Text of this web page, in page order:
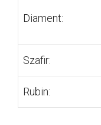
Diament:
Szafir:
Rubin: